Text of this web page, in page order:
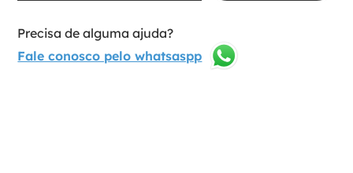
Precisa de alguma ajuda?
Fale conosco pelo whatsaspp